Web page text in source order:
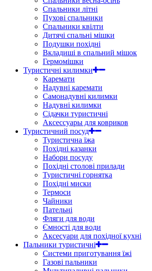
Спальники літні
Пухові спальники
Спальники квілти
Дитячі спальні мішки
Подушки похідні
Вкладиші в спальний мішок
Гермомішки
Туристичні килимки
Каремати
Надувні каремати
Самонадувні килимки
Надувні килимки
Сідачки туристичні
Аксессуары для ковриков
Туристичний посуд
Туристична їжа
Похідні казанки
Набори посуду
Похідні столові прилади
Туристичні горнятка
Похідні миски
Термоси
Чайники
Пательні
Фляги для води
Ємності для води
Аксесуари для похідної кухні
Пальники туристичні
Системи приготування їжі
Газові пальники